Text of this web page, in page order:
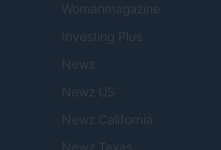
Womanmagazine
Investing Plus
Newz
Newz US
Newz California